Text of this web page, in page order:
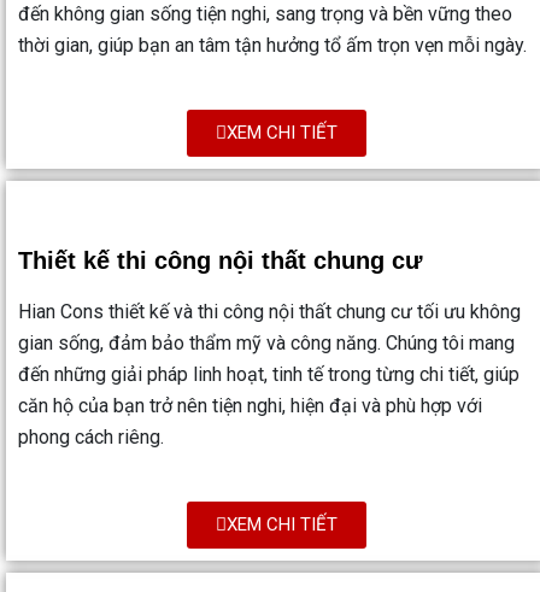
đến không gian sống tiện nghi, sang trọng và bền vững theo
thời gian, giúp bạn an tâm tận hưởng tổ ấm trọn vẹn mỗi ngày.
XEM CHI TIẾT
Thiết kế thi công nội thất chung cư
Hian Cons thiết kế và thi công nội thất chung cư tối ưu không
gian sống, đảm bảo thẩm mỹ và công năng. Chúng tôi mang
đến những giải pháp linh hoạt, tinh tế trong từng chi tiết, giúp
căn hộ của bạn trở nên tiện nghi, hiện đại và phù hợp với
phong cách riêng.
XEM CHI TIẾT